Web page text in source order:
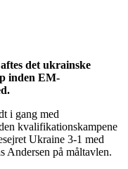
det ukrainske
inden EM-
i gang med
kvalifikationskampene
Ukraine 3-1 med
Andersen på måltavlen.